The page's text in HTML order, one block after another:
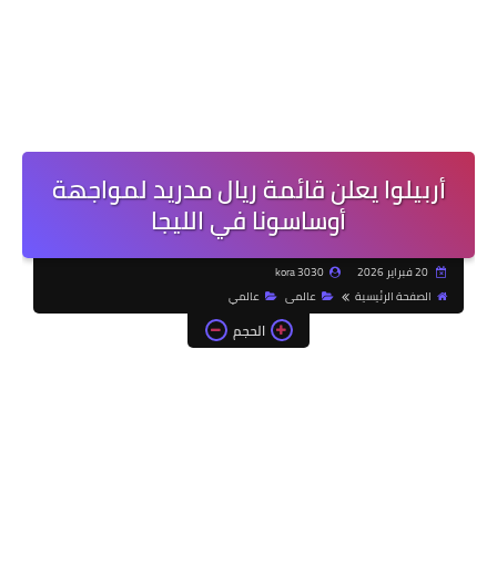
أربيلوا يعلن قائمة ريال مدريد لمواجهة
أوساسونا في الليجا
20 فبراير 2026
kora 3030
الصفحة الرئيسية
عالمى عالمي
الحجم